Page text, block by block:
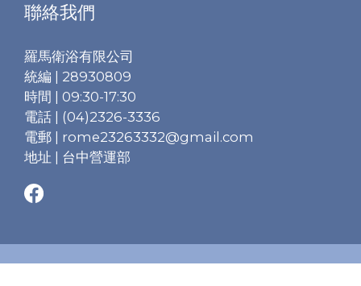
聯絡我們
羅馬衛浴有限公司
統編 | 28930809
時間 | 09:30-17:30
電話 | (04)2326-3336
電郵 | rome23263332@gmail.com
地址 | 台中營運部